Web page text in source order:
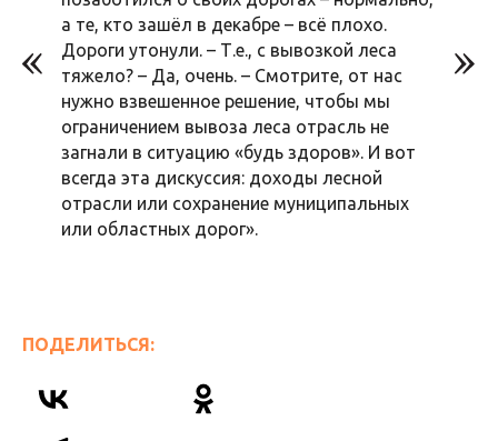
а те, кто зашёл в декабре – всё плохо.
Дороги утонули. – Т.е., с вывозкой леса
тяжело? – Да, очень. – Смотрите, от нас
нужно взвешенное решение, чтобы мы
ограничением вывоза леса отрасль не
загнали в ситуацию «будь здоров». И вот
всегда эта дискуссия: доходы лесной
отрасли или сохранение муниципальных
или областных дорог».
ПОДЕЛИТЬСЯ: